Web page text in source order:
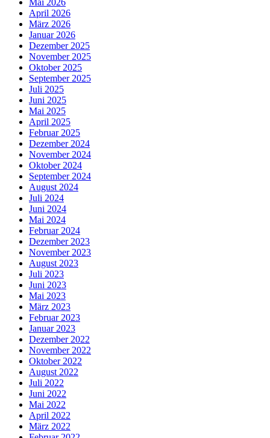
April 2026
März 2026
Januar 2026
Dezember 2025
November 2025
Oktober 2025
September 2025
Juli 2025
Juni 2025
Mai 2025
April 2025
Februar 2025
Dezember 2024
November 2024
Oktober 2024
September 2024
August 2024
Juli 2024
Juni 2024
Mai 2024
Februar 2024
Dezember 2023
November 2023
August 2023
Juli 2023
Juni 2023
Mai 2023
März 2023
Februar 2023
Januar 2023
Dezember 2022
November 2022
Oktober 2022
August 2022
Juli 2022
Juni 2022
Mai 2022
April 2022
März 2022